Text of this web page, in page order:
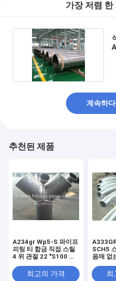
가장 저렴 한
계속하다
추천된 제품
A234gr Wp5-S 파이프
피팅 티 합금 직접 스틸
4 위 관절 22 "S100 착
최고의 가격
SCH5
음매 없
니다
최